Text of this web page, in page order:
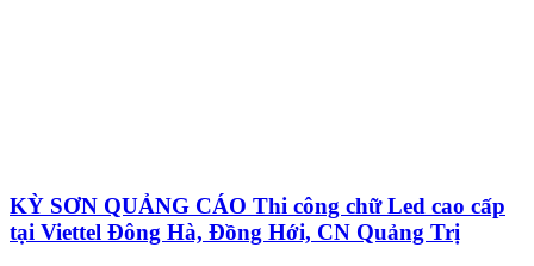
KỲ SƠN QUẢNG CÁO Thi công chữ Led cao cấp
tại Viettel Đông Hà, Đồng Hới, CN Quảng Trị